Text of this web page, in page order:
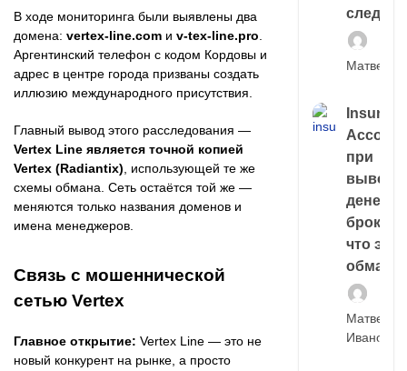
В ходе мониторинга были выявлены два
домена: vertex-line.com и v-tex-line.pro
Аргентинский телефон с кодом Кордовы и
адрес в центре города призваны создать
иллюзию международного присутствия.
Главный вывод этого расследования —
Vertex Line является точной копией
Vertex (Radiantix) , использующей те же
схемы обмана. Сеть остаётся той же —
меняются только названия доменов и
имена менеджеров.
Связь с мошеннической
сетью Vertex
Главное открытие: Vertex Line — это не
новый конкурент на рынке, а просто
следа
Матвей
Account
при
выводе
денег у
что это,
обман?
Матвей
Иванов